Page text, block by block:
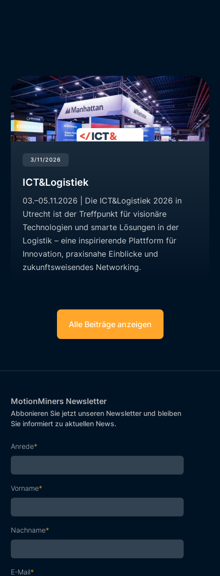
3/11/2026
ICT&Logistiek
03.–05.11.2026 | Die ICT&Logistiek 2026 in
Utrecht ist der Treffpunkt für visionäre
Technologien und smarte Lösungen in der
Logistik – eine inspirierende Plattform für
Innovation, praxisnahe Einblicke und
zukunftsweisendes Networking.
Alle Beiträge anzeigen
MotionMiners Newsletter
Abbonieren Sie jetzt unseren Newsletter und bleiben
Sie informiert zu aktuellen News.
Anrede*
Vorname*
Nachname*
E-Mail*